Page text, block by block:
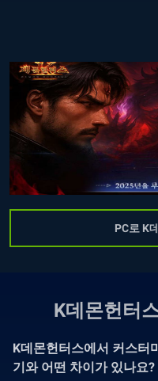
PC로 K
K데몬헌터
K데몬헌터스에서 커스터
기와 어떤 차이가 있나요?